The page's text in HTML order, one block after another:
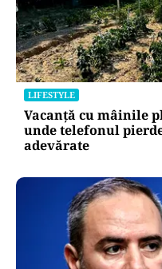
LIFESTYLE
Vacanță cu mâinile
unde telefonul
adevărate